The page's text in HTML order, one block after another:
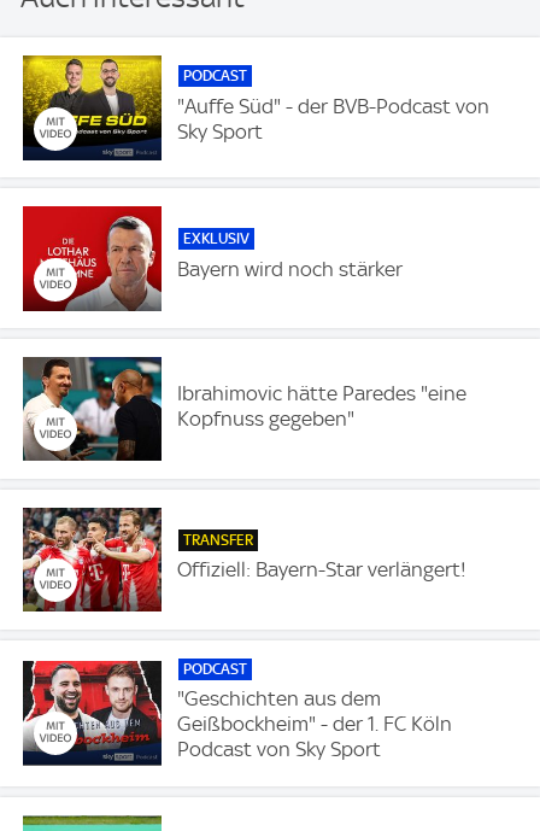
PODCAST
"Auffe Süd" - der BVB-Podcast von
Sky Sport
EXKLUSIV
Bayern wird noch stärker
Ibrahimovic hätte Paredes "eine
Kopfnuss gegeben"
TRANSFER
Offiziell: Bayern-Star verlängert!
PODCAST
"Geschichten aus dem
Geißbockheim" - der 1. FC Köln
Podcast von Sky Sport